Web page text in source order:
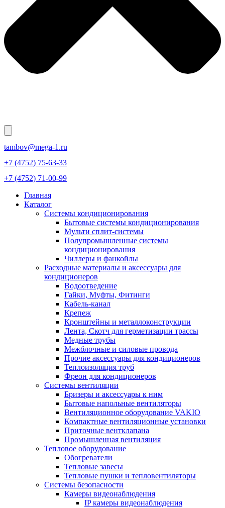
tambov@mega-1.ru
+7 (4752) 75-63-33
+7 (4752) 71-00-99
Главная
Каталог
Системы кондиционирования
Бытовые системы кондиционирования
Мульти сплит-системы
Полупромышленные системы
кондиционирования
Чиллеры и фанкойлы
Расходные материалы и аксессуары для
кондиционеров
Водоотведение
Гайки, Муфты, Фитинги
Кабель-канал
Крепеж
Кронштейны и металлоконструкции
Лента, Скотч для герметизации трассы
Медные трубы
Межблочные и силовые провода
Прочие аксессуары для кондиционеров
Теплоизоляция труб
Фреон для кондиционеров
Системы вентиляции
Бризеры и аксессуары к ним
Бытовые напольные вентиляторы
Вентиляционное оборудование VAKIO
Компактные вентиляционные установки
Приточные вентклапана
Промышленная вентиляция
Тепловое оборудование
Обогреватели
Тепловые завесы
Тепловые пушки и тепловентиляторы
Системы безопасности
Камеры видеонаблюдения
IP камеры видеонаблюдения